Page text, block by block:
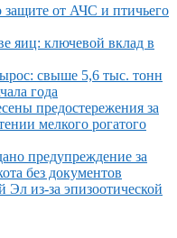
от АЧС и птичьего
яиц: ключевой вклад в
свыше 5,6 тыс. тонн
года
предостережения за
мелкого рогатого
предупреждение за
без документов
Эл из-за эпизоотической